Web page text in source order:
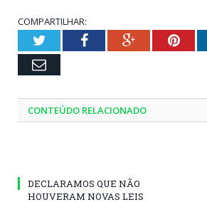
COMPARTILHAR:
TwitterFacebookGoogle+
Email
CONTEÚDO RELACIONADO
DECLARAMOS QUE NÃO
HOUVERAM NOVAS LEIS